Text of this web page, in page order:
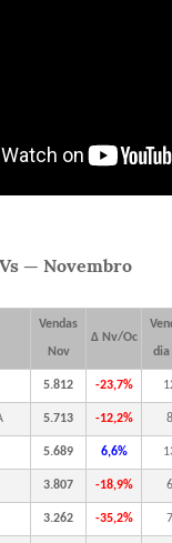
— Novembro
Vendas
Nov
Δ Nv/Oc
dia
5.812 -23,7%
5.713 -12,2% 8
5.689 6,6%
3.807 -18,9% 6
3.262 -35,2% 7